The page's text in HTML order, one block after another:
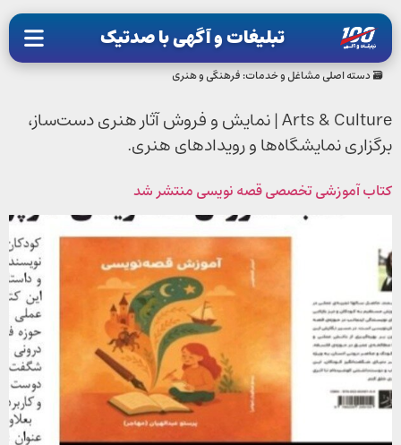
تبلیغات و آگهی با صدتیک
🗃 دسته اصلی مشاغل و خدمات: فرهنگی و هنری
Arts & Culture | نمایش و فروش آثار هنری دست‌ساز،
برگزاری نمایشگاه‌ها و رویدادهای هنری.
کتاب آموزشی تخصصی قصه نویسی منتشر شد